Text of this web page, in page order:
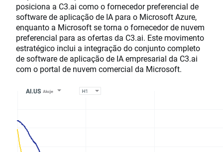
posiciona a C3.ai como o fornecedor preferencial de
software de aplicação de IA para o Microsoft Azure,
enquanto a Microsoft se torna o fornecedor de nuvem
preferencial para as ofertas da C3.ai. Este movimento
estratégico inclui a integração do conjunto completo
de software de aplicação de IA empresarial da C3.ai
com o portal de nuvem comercial da Microsoft.